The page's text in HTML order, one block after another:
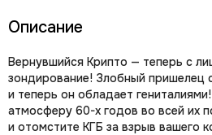
Описание
Вернувшийся Крипто — теперь с
зондирование! Злобный
и теперь он обладает
атмосферу 60-х годов во всей их
и отомстите КГБ за взрыв вашего